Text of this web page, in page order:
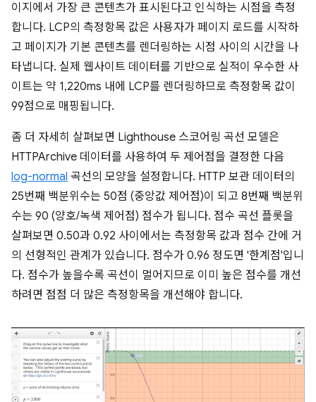
이지에서 가장 큰 콘텐츠가 표시된다고 인식하는 시점을 측정
합니다. LCP의 측정항목 값은 사용자가 페이지 로드를 시작하
고 페이지가 기본 콘텐츠를 렌더링하는 시점 사이의 시간을 나
타냅니다. 실제 웹사이트 데이터를 기반으로 실적이 우수한 사
이트는 약 1,220ms 내에 LCP를 렌더링하므로 측정항목 값이
99점으로 매핑됩니다.
좀 더 자세히 살펴보면 Lighthouse 스코어링 곡선 모델은
HTTPArchive 데이터를 사용하여 두 제어점을 결정한 다음
log-normal 곡선의 모양을 설정합니다. HTTP 보관 데이터의
25번째 백분위수는 50점 (중앙값 제어점)이 되고 8번째 백분위
수는 90 (양호/녹색 제어점) 점수가 됩니다. 점수 곡선 플롯을
살펴보면 0.50과 0.92 사이에서는 측정항목 값과 점수 간에 거
의 선형적인 관계가 있습니다. 점수가 0.96 정도면 '한계점'입니
다. 점수가 높을수록 곡선이 멀어지므로 이미 높은 점수를 개선
하려면 점점 더 많은 측정항목을 개선해야 합니다.